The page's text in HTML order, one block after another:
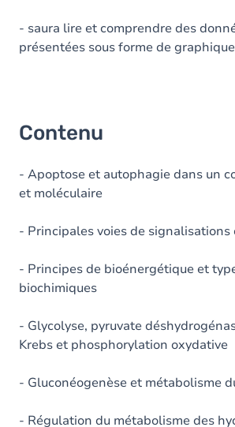
- saura lire et comprendre des
présentées sous forme de graphique
Contenu
- Apoptose et autophagie dans un
et moléculaire
- Principales voies de
- Principes de bioénergétique et
biochimiques
- Glycolyse, pyruvate
Krebs et phosphorylation oxydative
- Gluconéogenèse et métabolisme
- Régulation du métabolisme des